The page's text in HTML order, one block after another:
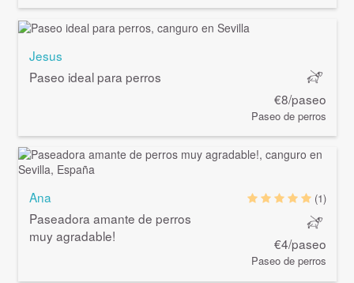
Jesus
Paseo ideal para perros
€8/paseo
Paseo de perros
Ana
Paseadora amante de perros
muy agradable!
(1)
€4/paseo
Paseo de perros